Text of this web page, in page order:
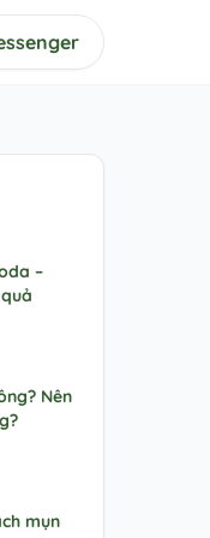
–
Nên
mụn